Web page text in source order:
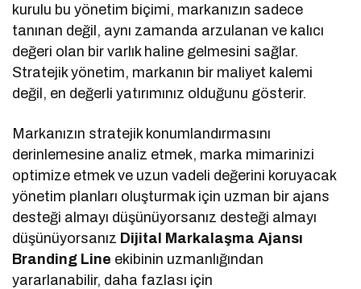
kurulu bu yönetim biçimi, markanızın sadece
tanınan değil, aynı zamanda arzulanan ve kalıcı
değeri olan bir varlık haline gelmesini sağlar.
Stratejik yönetim, markanın bir maliyet kalemi
değil, en değerli yatırımınız olduğunu gösterir.
Markanızın stratejik konumlandırmasını
derinlemesine analiz etmek, marka mimarinizi
optimize etmek ve uzun vadeli değerini koruyacak
yönetim planları oluşturmak için uzman bir ajans
desteği almayı düşünüyorsanız desteği almayı
düşünüyorsanız Dijital Markalaşma Ajansı
Branding Line ekibinin uzmanlığından
yararlanabilir, daha fazlası için